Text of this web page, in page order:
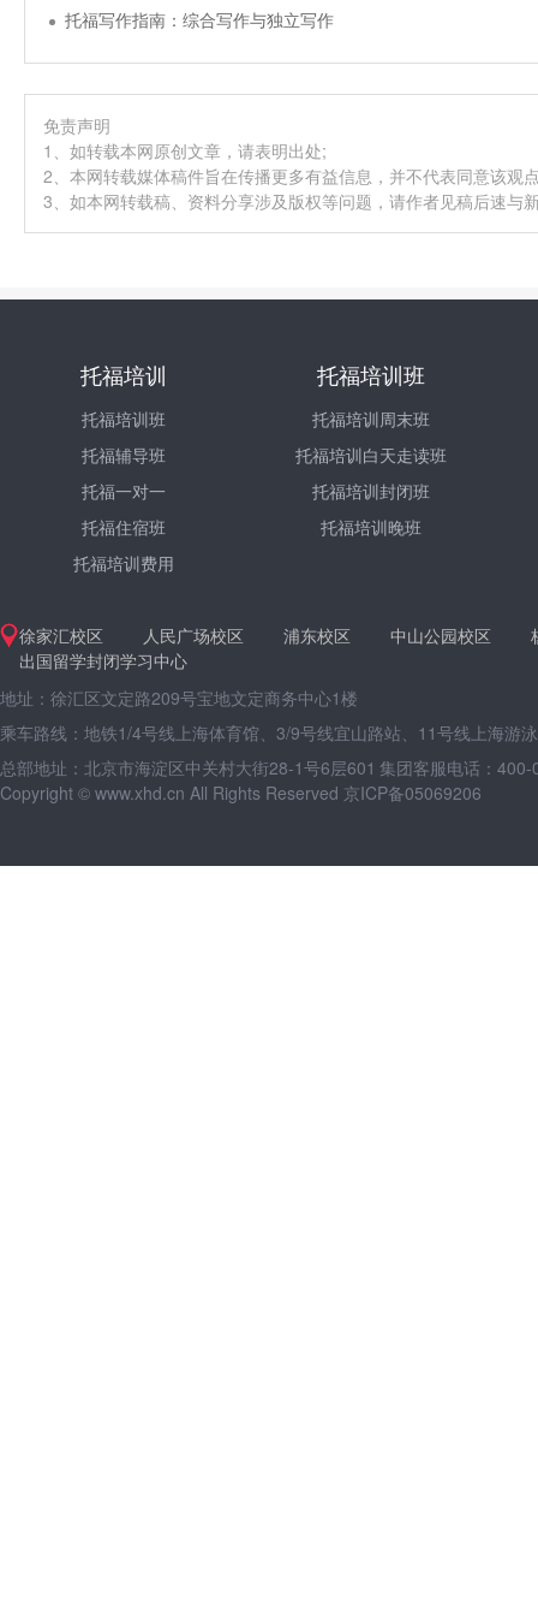
托福写作指南：综合写作与独立写作
免责声明
1、如转载本网原创文章，请表明出处;
2、本网转载媒体稿件旨在传播更多有益信息，并不代表同意该观
3、如本网转载稿、资料分享涉及版权等问题，请作者见稿后速
托福培训
托福培训班
托福辅导班
托福一对一
托福住宿班
托福培训费用
托福培训班
托福培训周末班
托福培训白天走读班
托福培训封闭班
托福培训晚班
徐家汇校区 人民广场校区 浦东校区 中山公园校区
出国留学封闭学习中心
地址：徐汇区文定路209号宝地文定商务中心1楼
乘车路线：地铁1/4号线上海体育馆、3/9号线宜山路站、11号线上海游
总部地址：北京市海淀区中关村大街28-1号6层601 集团客服电话：
Copyright © www.xhd.cn All Rights Reserved 京ICP备05069206